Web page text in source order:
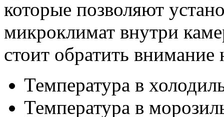
которые позволяют
микроклимат внутри
стоит обратить
Температура в
Температура в